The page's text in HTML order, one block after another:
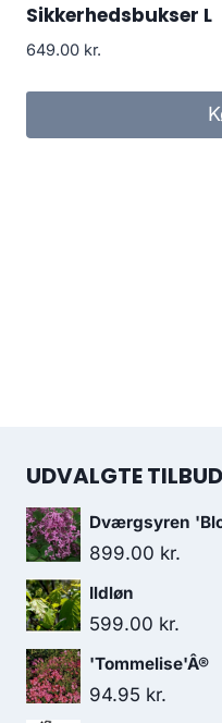
Sikkerhedsbukser L
649.00 kr.
UDVALGTE TILBUD
Dværgsyren
899.00 kr.
Ildløn
599.00 kr.
'Tommelise'Â®
94.95 kr.